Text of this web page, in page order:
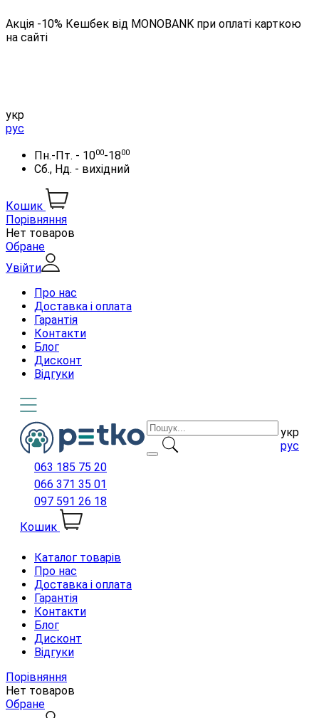
Акція -10% Кешбек від MONOBANK при оплаті карткою
на сайті
укр
рус
Пн.-Пт. - 1000-1800
Сб., Нд. - вихідний
Кошик
Порівняння
Нет товаров
Обране
Увійти
Про нас
Доставка і оплата
Гарантія
Контакти
Блог
Дисконт
Відгуки
укр
рус
063 185 75 20
066 371 35 01
097 591 26 18
Кошик
Каталог товарів
Про нас
Доставка і оплата
Гарантія
Контакти
Блог
Дисконт
Відгуки
Порівняння
Нет товаров
Обране